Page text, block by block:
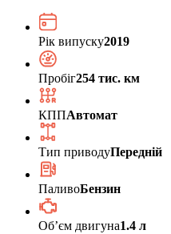
Рік випуску2019
Пробіг254 тис. км
КППАвтомат
Тип приводуПередній
ПаливоБензин
Обʼєм двигуна1.4 л